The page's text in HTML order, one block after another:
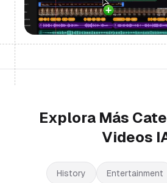
Explora Más
Videos
History Entertainment